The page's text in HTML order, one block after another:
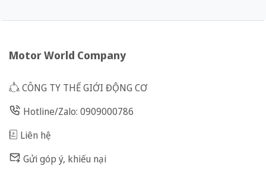
Motor World Company
CÔNG TY THẾ GIỚI ĐỘNG CƠ
Hotline/Zalo: 0909000786
Liên hệ
Gửi góp ý, khiếu nại